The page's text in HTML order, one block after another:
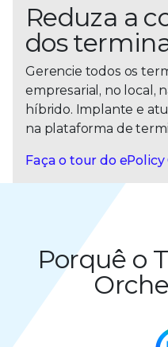
Reduza a
dos
Gerencie todos os
empresarial, no local,
híbrido. Implante e
na plataforma de
Faça o tour do
Porquê o